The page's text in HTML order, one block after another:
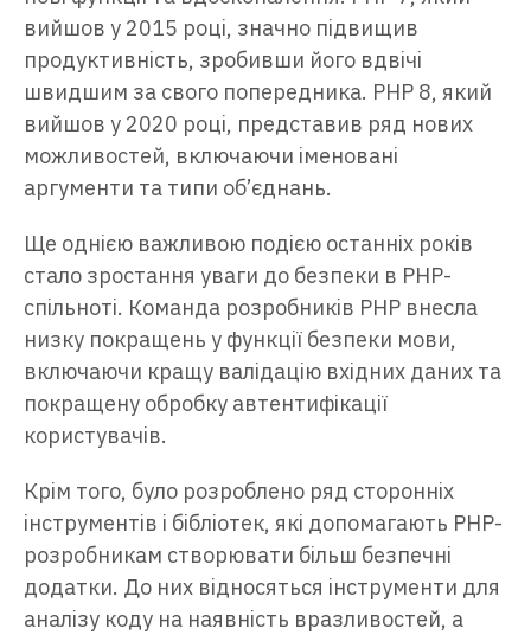
вийшов у 2015 році, значно підвищив
продуктивність, зробивши його вдвічі
швидшим за свого попередника. PHP 8, який
вийшов у 2020 році, представив ряд нових
можливостей, включаючи іменовані
аргументи та типи об’єднань.
Ще однією важливою подією останніх років
стало зростання уваги до безпеки в PHP-
спільноті. Команда розробників PHP внесла
низку покращень у функції безпеки мови,
включаючи кращу валідацію вхідних даних та
покращену обробку автентифікації
користувачів.
Крім того, було розроблено ряд сторонніх
інструментів і бібліотек, які допомагають PHP-
розробникам створювати більш безпечні
додатки. До них відносяться інструменти для
аналізу коду на наявність вразливостей, а